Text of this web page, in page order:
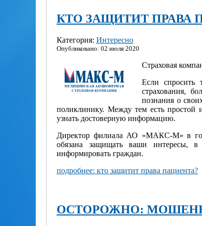
КТО ЗАЩИТИТ ПРАВА
Категория: Интересно
Опубликовано: 02 июля 2020
Страховая
Если спросить
страхования,
познания о
поликлинику. Между тем есть простой
узнать достоверную информацию.
Директор филиала АО «МАКС-М» в
обязана защищать ваши интересы,
информировать граждан.
подробнее: кто защитит права пациента?
ОСТОРОЖНО: